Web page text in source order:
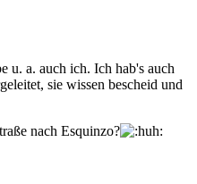
u. a. auch ich. Ich hab's auch
sie wissen bescheid und
nach Esquinzo?